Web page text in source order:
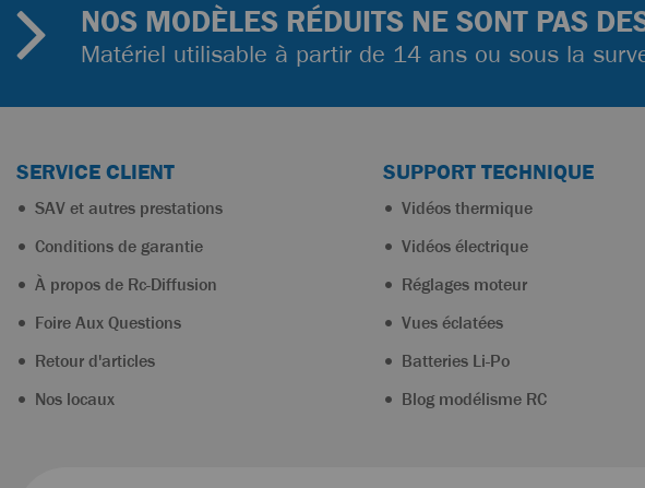
NOS MODÈLES RÉDUITS NE SONT PAS
Matériel utilisable à partir de 14 ans ou sous la
SERVICE CLIENT
SAV et autres prestations
Conditions de garantie
À propos de Rc-Diffusion
Foire Aux Questions
Retour d'articles
Nos locaux
SUPPORT TECHNIQUE
Vidéos thermique
Vidéos électrique
Réglages moteur
Vues éclatées
Batteries Li-Po
Blog modélisme RC